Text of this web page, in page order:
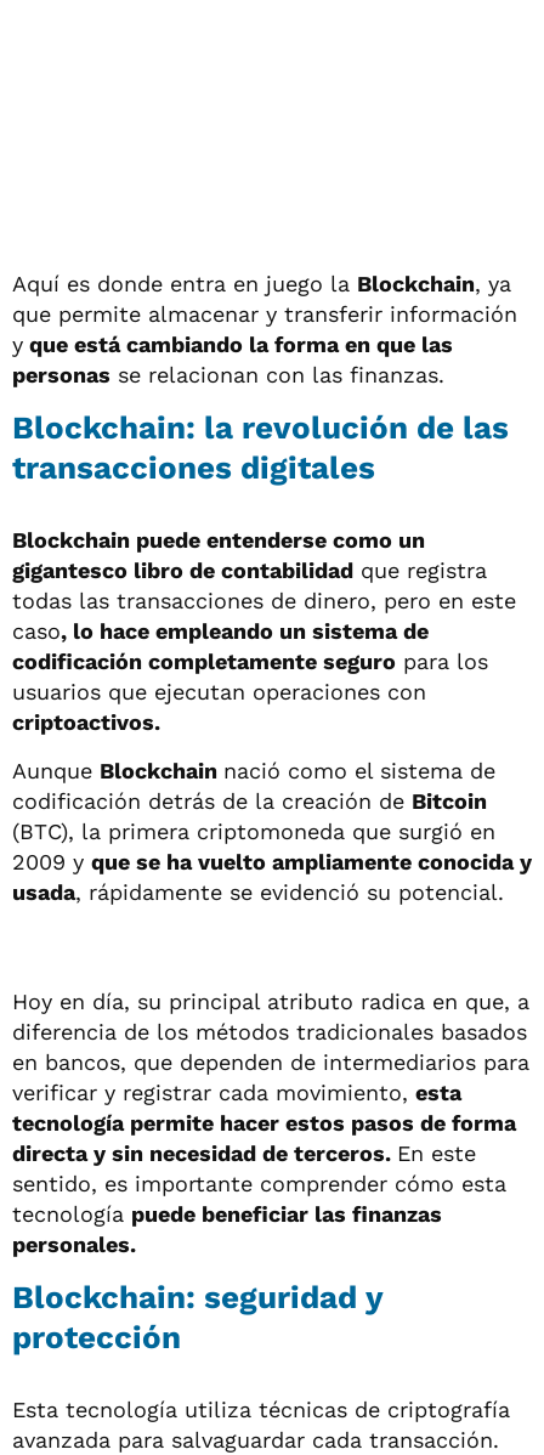
Aquí es donde entra en juego la Blockchain, ya
que permite almacenar y transferir información
y que está cambiando la forma en que las
personas se relacionan con las finanzas.
Blockchain: la revolución de las
transacciones digitales
Blockchain puede entenderse como un
gigantesco libro de contabilidad que registra
todas las transacciones de dinero, pero en este
caso, lo hace empleando un sistema de
codificación completamente seguro para los
usuarios que ejecutan operaciones con
criptoactivos.
Aunque Blockchain nació como el sistema de
codificación detrás de la creación de Bitcoin
(BTC), la primera criptomoneda que surgió en
2009 y que se ha vuelto ampliamente conocida y
usada, rápidamente se evidenció su potencial.
Hoy en día, su principal atributo radica en que, a
diferencia de los métodos tradicionales basados
en bancos, que dependen de intermediarios para
verificar y registrar cada movimiento, esta
tecnología permite hacer estos pasos de forma
directa y sin necesidad de terceros. En este
sentido, es importante comprender cómo esta
tecnología puede beneficiar las finanzas
personales.
Blockchain: seguridad y
protección
Esta tecnología utiliza técnicas de criptografía
avanzada para salvaguardar cada transacción.